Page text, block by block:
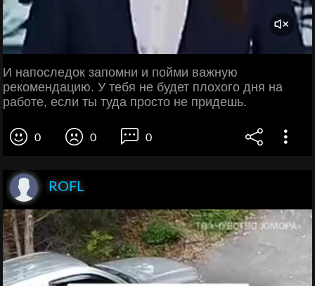
И напоследок запомни и пойми важную
рекомендацию. У тебя не будет плохого дня на
работе, если ты туда просто не придешь.
0 0 0
ROFL